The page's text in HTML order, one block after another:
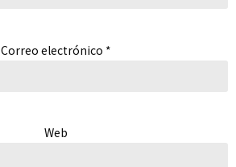
Correo electrónico *
Web